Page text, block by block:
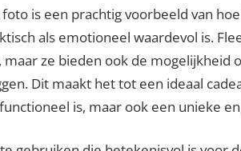
is een prachtig voorbeeld van
als emotioneel waardevol is.
ze bieden ook de mogelijkheid
Dit maakt het tot een ideaal
is, maar ook een unieke